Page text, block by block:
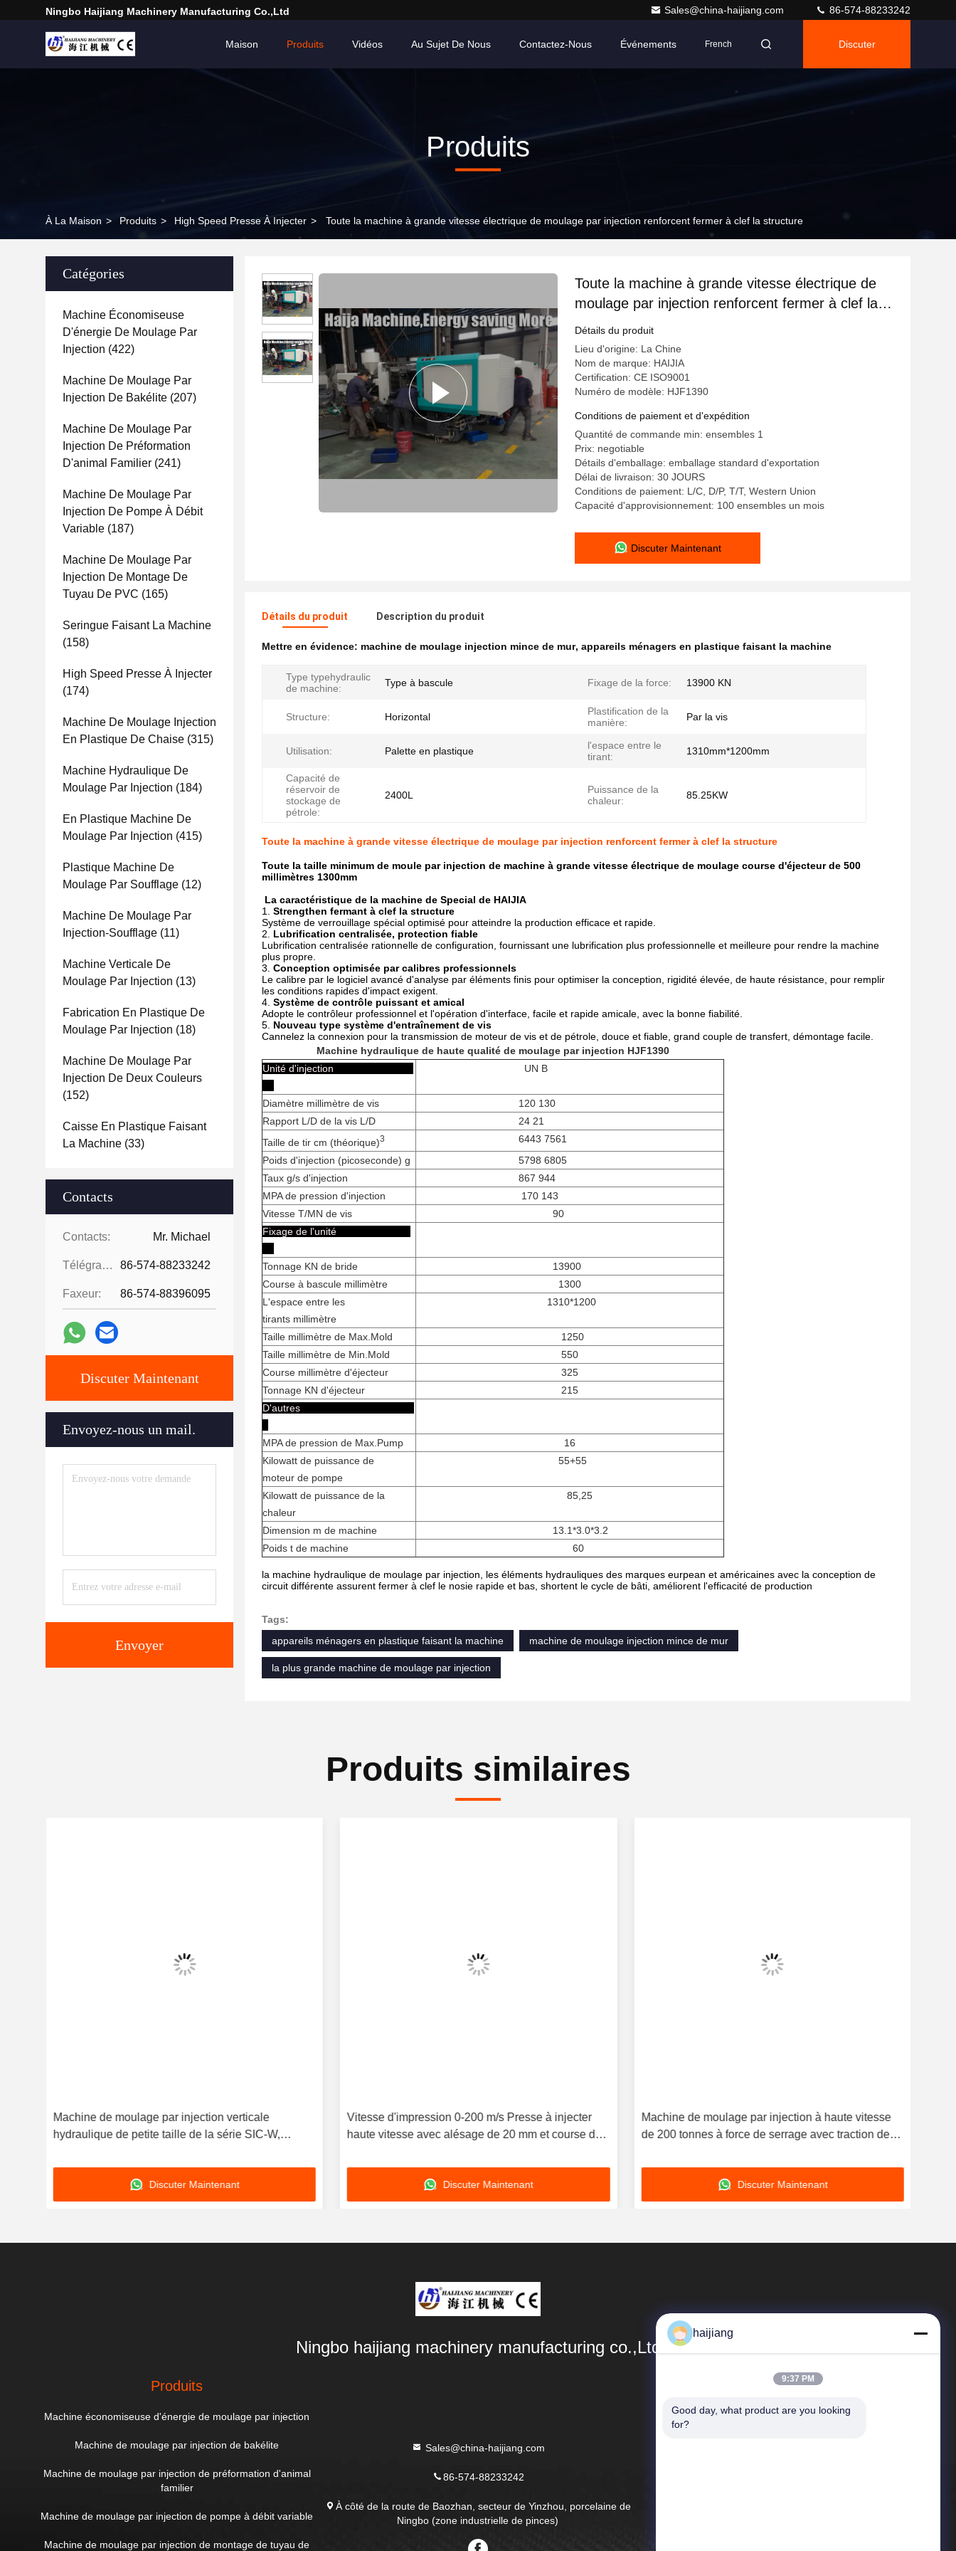
Ningbo Haijiang Machinery Manufacturing Co.,Ltd Sales@china-haijiang.com 86-574-88233242
Maison Produits Vidéos Au Sujet De Nous Contactez-Nous Événements French Discuter
Produits
À La Maison > Produits > High Speed ​​presse À Injecter > Toute la machine à grande vitesse électrique de moulage par injection renforcent fermer à clef la structure
Catégories
Machine Économiseuse
D'énergie De Moulage Par
Injection (422)
Machine De Moulage Par
Injection De Bakélite (207)
Machine De Moulage Par
Injection De Préformation
D'animal Familier (241)
Machine De Moulage Par
Injection De Pompe À Débit
Variable (187)
Machine De Moulage Par
Injection De Montage De
Tuyau De PVC (165)
Seringue Faisant La Machine
(158)
High Speed ​​presse À Injecter
(174)
Machine De Moulage Injection
En Plastique De Chaise (315)
Machine Hydraulique De
Moulage Par Injection (184)
En Plastique Machine De
Moulage Par Injection (415)
Plastique Machine De
Moulage Par Soufflage (12)
Machine De Moulage Par
Injection-Soufflage (11)
Machine Verticale De
Moulage Par Injection (13)
Fabrication En Plastique De
Moulage Par Injection (18)
Machine De Moulage Par
Injection De Deux Couleurs
(152)
Caisse En Plastique Faisant
La Machine (33)
Contacts
Contacts: Mr. Michael
Télégramme: 86-574-88233242
Faxeur: 86-574-88396095
Discuter Maintenant
Envoyez-nous un mail.
Envoyer
Toute la machine à grande vitesse électrique de
moulage par injection renforcent fermer à clef la
structure
Détails du produit
Lieu d'origine: La Chine
Nom de marque: HAIJIA
Certification: CE ISO9001
Numéro de modèle: HJF1390
Conditions de paiement et d'expédition
Quantité de commande min: ensembles 1
Prix: negotiable
Détails d'emballage: emballage standard d'exportation
Délai de livraison: 30 JOURS
Conditions de paiement: L/C, D/P, T/T, Western Union
Capacité d'approvisionnement: 100 ensembles un mois
Discuter Maintenant
Détails du produit Description du produit
Mettre en évidence: machine de moulage injection mince de mur, appareils ménagers en plastique faisant la machine
Type typehydraulic
de machine:
Type à bascule Fixage de la force: 13900 KN
Structure: Horizontal
Plastification de la
manière:
Par la vis
Utilisation: Palette en plastique
l'espace entre le
tirant:
1310mm*1200mm
Capacité de
réservoir de
stockage de
pétrole:
2400L
Puissance de la
chaleur:
85.25KW
Toute la machine à grande vitesse électrique de moulage par injection renforcent fermer à clef la structure
Toute la taille minimum de moule par injection de machine à grande vitesse électrique de moulage course d'éjecteur de 500
millimètres 1300mm
La caractéristique de la machine de Special de HAIJIA
1. Strengthen fermant à clef la structure
Système de verrouillage spécial optimisé pour atteindre la production efficace et rapide.
2. Lubrification centralisée, protection fiable
Lubrification centralisée rationnelle de configuration, fournissant une lubrification plus professionnelle et meilleure pour rendre la machine
plus propre.
3. Conception optimisée par calibres professionnels
Le calibre par le logiciel avancé d'analyse par éléments finis pour optimiser la conception, rigidité élevée, de haute résistance, pour remplir
les conditions rapides d'impact exigent.
4. Système de contrôle puissant et amical
Adopte le contrôleur professionnel et l'opération d'interface, facile et rapide amicale, avec la bonne fiabilité.
5. Nouveau type système d'entraînement de vis
Cannelez la connexion pour la transmission de moteur de vis et de pétrole, douce et fiable, grand couple de transfert, démontage facile.
Machine hydraulique de haute qualité de moulage par injection HJF1390
Unité d'injection
UN B
Diamètre millimètre de vis
120 130
Rapport L/D de la vis L/D
24 21
Taille de tir cm (théorique)3
6443 7561
Poids d'injection (picoseconde) g
5798 6805
Taux g/s d'injection
867 944
MPA de pression d'injection
170 143
Vitesse T/MN de vis
90
Fixage de l'unité
Tonnage KN de bride
13900
Course à bascule millimètre
1300
L'espace entre les
tirants millimètre
1310*1200
Taille millimètre de Max.Mold
1250
Taille millimètre de Min.Mold
550
Course millimètre d'éjecteur
325
Tonnage KN d'éjecteur
215
D'autres
MPA de pression de Max.Pump
16
Kilowatt de puissance de
moteur de pompe
55+55
Kilowatt de puissance de la
chaleur
85,25
Dimension m de machine
13.1*3.0*3.2
Poids t de machine
60
la machine hydraulique de moulage par injection, les éléments hydrauliques des marques eurpean et américaines avec la conception de
circuit différente assurent fermer à clef le nosie rapide et bas, shortent le cycle de bâti, améliorent l'efficacité de production
Tags:
appareils ménagers en plastique faisant la machine
machine de moulage injection mince de mur
la plus grande machine de moulage par injection
Produits similaires
Machine de moulage par injection verticale
hydraulique de petite taille de la série SIC-W,
plastique dans un espace limité
Discuter Maintenant
Vitesse d'impression 0-200 m/s Presse à injecter
haute vitesse avec alésage de 20 mm et course de
performance
Discuter Maintenant
Machine de moulage par injection à haute vitesse
de 200 tonnes à force de serrage avec traction de
Discuter Maintenant
Ningbo haijiang machinery manufacturing co.,Ltd
Produits
Machine économiseuse d'énergie de moulage par injection
Machine de moulage par injection de bakélite
Machine de moulage par injection de préformation d'animal
familier
Machine de moulage par injection de pompe à débit variable
Machine de moulage par injection de montage de tuyau de
Sales@china-haijiang.com
86-574-88233242
À côté de la route de Baozhan, secteur de Yinzhou, porcelaine de
Ningbo (zone industrielle de pinces)
Liens Rapides
Profil de l'entreprise
haijiang
9:37 PM
Good day, what product are you looking
for?